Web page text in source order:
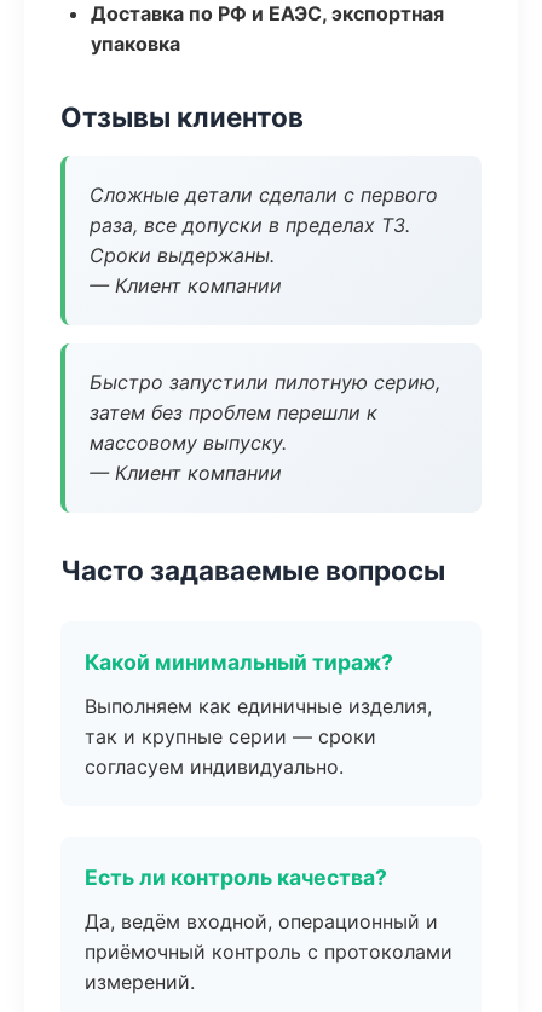
Доставка по РФ и ЕАЭС, экспортная
упаковка
Отзывы клиентов
Сложные детали сделали с первого
раза, все допуски в пределах ТЗ.
Сроки выдержаны.
— Клиент компании
Быстро запустили пилотную серию,
затем без проблем перешли к
массовому выпуску.
— Клиент компании
Часто задаваемые вопросы
Какой минимальный тираж?
Выполняем как единичные изделия,
так и крупные серии — сроки
согласуем индивидуально.
Есть ли контроль качества?
Да, ведём входной, операционный и
приёмочный контроль с протоколами
измерений.